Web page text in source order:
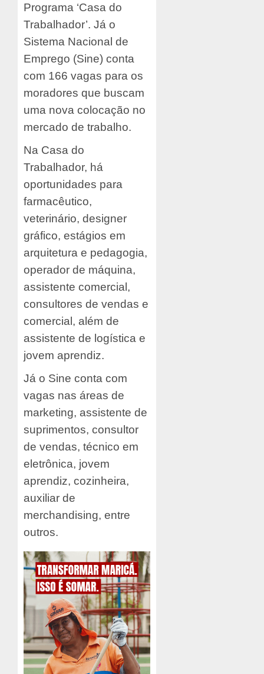
Programa ‘Casa do
Trabalhador’. Já o
Sistema Nacional de
Emprego (Sine) conta
com 166 vagas para os
moradores que buscam
uma nova colocação no
mercado de trabalho.
Na Casa do
Trabalhador, há
oportunidades para
farmacêutico,
veterinário, designer
gráfico, estágios em
arquitetura e pedagogia,
operador de máquina,
assistente comercial,
consultores de vendas e
comercial, além de
assistente de logística e
jovem aprendiz.
Já o Sine conta com
vagas nas áreas de
marketing, assistente de
suprimentos, consultor
de vendas, técnico em
eletrônica, jovem
aprendiz, cozinheira,
auxiliar de
merchandising, entre
outros.